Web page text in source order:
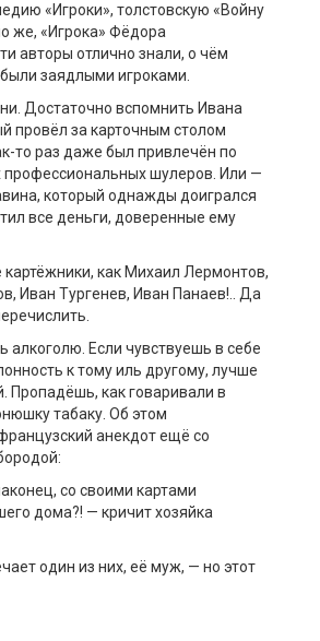
«Игроки», толстовскую «Войну
же, «Игрока» Фёдора
авторы отлично знали, о чём
заядлыми игроками.
Достаточно вспомнить Ивана
провёл за карточным столом
то раз даже был привлечён по
профессиональных шулеров. Или —
который однажды доигрался
все деньги, доверенные ему
как Михаил Лермонтов,
Иван Тургенев, Иван Панаев!.. Да
алкоголю. Если чувствуешь в себе
к тому иль другому, лучше
Пропадёшь, как говаривали в
табаку. Об этом
анекдот ещё со
со своими картами
дома?! — кричит хозяйка
один из них, её муж, — но этот